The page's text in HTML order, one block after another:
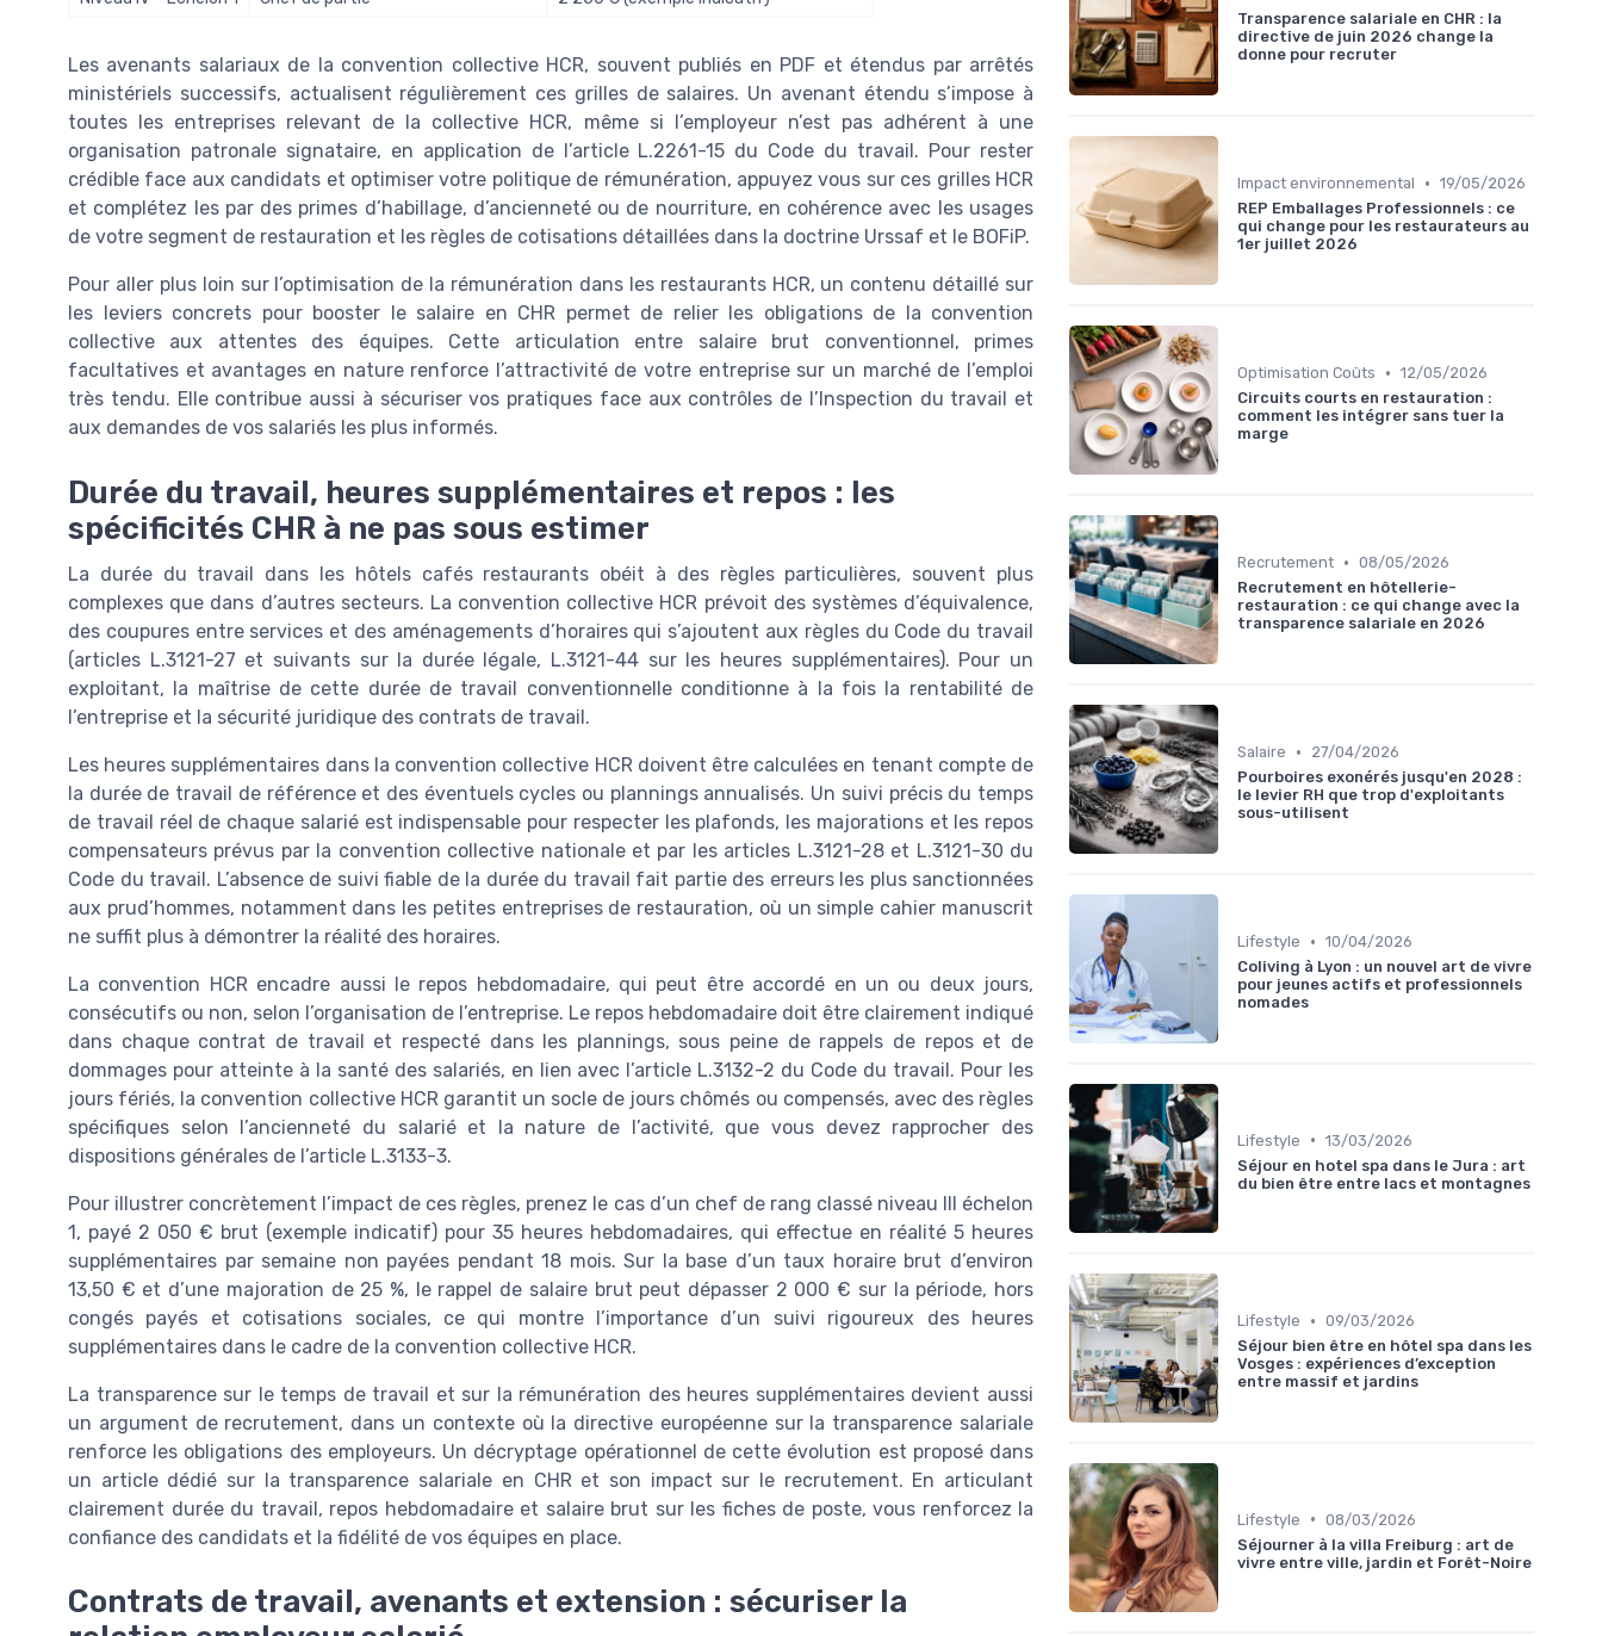
Les avenants salariaux de la convention collective HCR, souvent publiés en PDF et étendus par arrêtés
ministériels successifs, actualisent régulièrement ces grilles de salaires. Un avenant étendu s’impose à
toutes les entreprises relevant de la collective HCR, même si l’employeur n’est pas adhérent à une
organisation patronale signataire, en application de l’article L.2261-15 du Code du travail. Pour rester
crédible face aux candidats et optimiser votre politique de rémunération, appuyez vous sur ces grilles HCR
et complétez les par des primes d’habillage, d’ancienneté ou de nourriture, en cohérence avec les usages
de votre segment de restauration et les règles de cotisations détaillées dans la doctrine Urssaf et le BOFiP.
Pour aller plus loin sur l’optimisation de la rémunération dans les restaurants HCR, un contenu détaillé sur
les leviers concrets pour booster le salaire en CHR permet de relier les obligations de la convention
collective aux attentes des équipes. Cette articulation entre salaire brut conventionnel, primes
facultatives et avantages en nature renforce l’attractivité de votre entreprise sur un marché de l’emploi
très tendu. Elle contribue aussi à sécuriser vos pratiques face aux contrôles de l’Inspection du travail et
aux demandes de vos salariés les plus informés.
Durée du travail, heures supplémentaires et repos : les
spécificités CHR à ne pas sous estimer
La durée du travail dans les hôtels cafés restaurants obéit à des règles particulières, souvent plus
complexes que dans d’autres secteurs. La convention collective HCR prévoit des systèmes d’équivalence,
des coupures entre services et des aménagements d’horaires qui s’ajoutent aux règles du Code du travail
(articles L.3121-27 et suivants sur la durée légale, L.3121-44 sur les heures supplémentaires). Pour un
exploitant, la maîtrise de cette durée de travail conventionnelle conditionne à la fois la rentabilité de
l’entreprise et la sécurité juridique des contrats de travail.
Les heures supplémentaires dans la convention collective HCR doivent être calculées en tenant compte de
la durée de travail de référence et des éventuels cycles ou plannings annualisés. Un suivi précis du temps
de travail réel de chaque salarié est indispensable pour respecter les plafonds, les majorations et les repos
compensateurs prévus par la convention collective nationale et par les articles L.3121-28 et L.3121-30 du
Code du travail. L’absence de suivi fiable de la durée du travail fait partie des erreurs les plus sanctionnées
aux prud’hommes, notamment dans les petites entreprises de restauration, où un simple cahier manuscrit
ne suffit plus à démontrer la réalité des horaires.
La convention HCR encadre aussi le repos hebdomadaire, qui peut être accordé en un ou deux jours,
consécutifs ou non, selon l’organisation de l’entreprise. Le repos hebdomadaire doit être clairement indiqué
dans chaque contrat de travail et respecté dans les plannings, sous peine de rappels de repos et de
dommages pour atteinte à la santé des salariés, en lien avec l’article L.3132-2 du Code du travail. Pour les
jours fériés, la convention collective HCR garantit un socle de jours chômés ou compensés, avec des règles
spécifiques selon l’ancienneté du salarié et la nature de l’activité, que vous devez rapprocher des
dispositions générales de l’article L.3133-3.
Pour illustrer concrètement l’impact de ces règles, prenez le cas d’un chef de rang classé niveau III échelon
1, payé 2 050 € brut (exemple indicatif) pour 35 heures hebdomadaires, qui effectue en réalité 5 heures
supplémentaires par semaine non payées pendant 18 mois. Sur la base d’un taux horaire brut d’environ
13,50 € et d’une majoration de 25 %, le rappel de salaire brut peut dépasser 2 000 € sur la période, hors
congés payés et cotisations sociales, ce qui montre l’importance d’un suivi rigoureux des heures
supplémentaires dans le cadre de la convention collective HCR.
La transparence sur le temps de travail et sur la rémunération des heures supplémentaires devient aussi
un argument de recrutement, dans un contexte où la directive européenne sur la transparence salariale
renforce les obligations des employeurs. Un décryptage opérationnel de cette évolution est proposé dans
un article dédié sur la transparence salariale en CHR et son impact sur le recrutement. En articulant
clairement durée du travail, repos hebdomadaire et salaire brut sur les fiches de poste, vous renforcez la
confiance des candidats et la fidélité de vos équipes en place.
Contrats de travail, avenants et extension : sécuriser la
Transparence salariale en CHR : la
directive de juin 2026 change la
donne pour recruter
Impact environnemental • 19/05/2026
REP Emballages Professionnels : ce
qui change pour les restaurateurs au
1er juillet 2026
Optimisation Coûts • 12/05/2026
Circuits courts en restauration :
comment les intégrer sans tuer la
marge
Recrutement • 08/05/2026
Recrutement en hôtellerie-
restauration : ce qui change avec la
transparence salariale en 2026
Salaire •
27/04/2026
Pourboires exonérés jusqu'en 2028 :
le levier RH que trop d'exploitants
sous-utilisent
Lifestyle • 10/04/2026
Coliving à Lyon : un nouvel art de vivre
pour jeunes actifs et professionnels
nomades
Lifestyle • 13/03/2026
Séjour en hotel spa dans le Jura : art
du bien être entre lacs et montagnes
Lifestyle • 09/03/2026
Séjour bien être en hôtel spa dans les
Vosges : expériences d’exception
entre massif et jardins
Lifestyle • 08/03/2026
Séjourner à la villa Freiburg : art de
vivre entre ville, jardin et Forêt-Noire